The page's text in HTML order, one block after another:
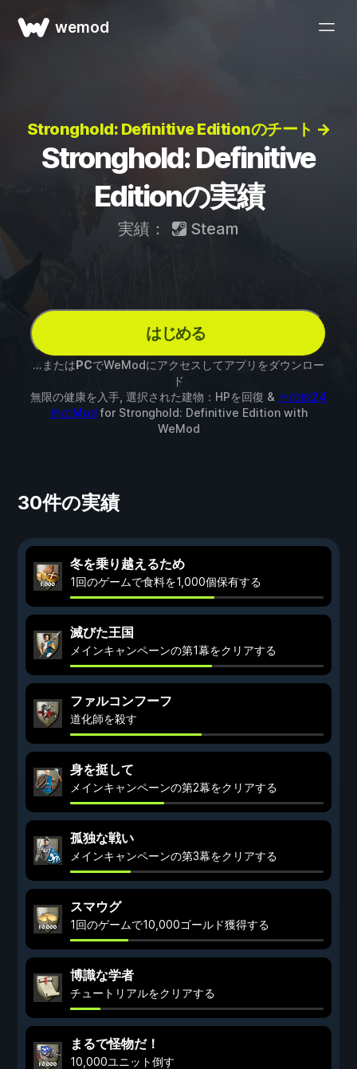
wemod
Stronghold: Definitive Editionのチート →
Stronghold: Definitive
Editionの実績
実績： Steam
はじめる
...またはPCでWeModにアクセスしてアプリをダウンロー
ド
無限の健康を入手, 選択された建物：HPを回復 & その他24
件のMod for Stronghold: Definitive Editionwith
WeMod
30件の実績
冬を乗り越えるため
1回のゲームで食料を1,000個保有する
滅びた王国
メインキャンペーンの第1幕をクリアする
ファルコンフーフ
道化師を殺す
身を挺して
メインキャンペーンの第2幕をクリアする
孤独な戦い
メインキャンペーンの第3幕をクリアする
スマウグ
1回のゲームで10,000ゴールド獲得する
博識な学者
チュートリアルをクリアする
まるで怪物だ！
10,000ユニット倒す